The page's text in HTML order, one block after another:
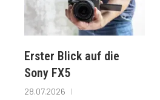
Erster Blick auf die
Sony FX5
28.07.2026